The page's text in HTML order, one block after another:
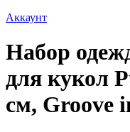
Аккаунт
Набор
для кукол
см, Groove